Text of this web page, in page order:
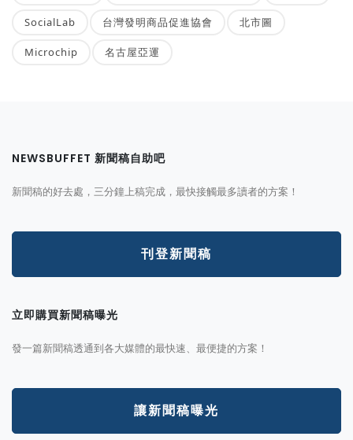
SocialLab 台灣發明商品促進協會 北市圖
Microchip 名古屋亞運
NEWSBUFFET 新聞稿自助吧
新聞稿的好去處，三分鐘上稿完成，最快接觸最多讀者的方案！
刊登新聞稿
立即購買新聞稿曝光
發一篇新聞稿透通到各大媒體的最快速、最便捷的方案！
讓新聞稿曝光